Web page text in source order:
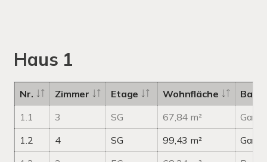
Haus 1
Nr. Zimmer Etage Wohnfläche
1.1
3 SG 67,84 m²
1.2
4 SG 99,43 m²